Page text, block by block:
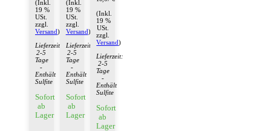
(Inkl.
19 %
USt.
zzgl.
Versand)
Lieferzeit:
2-5
Tage
-
Enthält
Sulfite
Sofort
ab
Lager
(Inkl.
19 %
USt.
zzgl.
Versand)
Lieferzeit:
2-5
Tage
-
Enthält
Sulfite
Sofort
ab
Lager
(Inkl.
19 %
USt.
zzgl.
Versand)
Lieferzeit:
2-5
Tage
-
Enthält
Sulfite
Sofort
ab
Lager